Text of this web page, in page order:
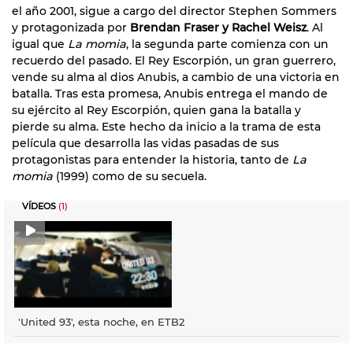
el año 2001, sigue a cargo del director Stephen Sommers
y protagonizada por Brendan Fraser y Rachel Weisz. Al
igual que La momia, la segunda parte comienza con un
recuerdo del pasado. El Rey Escorpión, un gran guerrero,
vende su alma al dios Anubis, a cambio de una victoria en
batalla. Tras esta promesa, Anubis entrega el mando de
su ejército al Rey Escorpión, quien gana la batalla y
pierde su alma. Este hecho da inicio a la trama de esta
película que desarrolla las vidas pasadas de sus
protagonistas para entender la historia, tanto de La
momia (1999) como de su secuela.
VÍDEOS (1)
'United 93', esta noche, en ETB2